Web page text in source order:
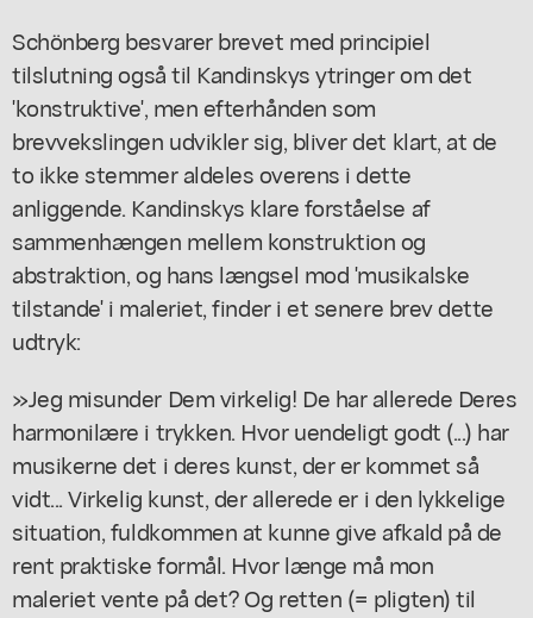
Schönberg besvarer brevet med principiel
tilslutning også til Kandinskys ytringer om det
'konstruktive', men efterhånden som
brevvekslingen udvikler sig, bliver det klart, at de
to ikke stemmer aldeles overens i dette
anliggende. Kandinskys klare forståelse af
sammenhængen mellem konstruktion og
abstraktion, og hans længsel mod 'musikalske
tilstande' i maleriet, finder i et senere brev dette
udtryk:
»Jeg misunder Dem virkelig! De har allerede Deres
harmonilære i trykken. Hvor uendeligt godt (...) har
musikerne det i deres kunst, der er kommet så
vidt... Virkelig kunst, der allerede er i den lykkelige
situation, fuldkommen at kunne give afkald på de
rent praktiske formål. Hvor længe må mon
maleriet vente på det? Og retten (= pligten) til